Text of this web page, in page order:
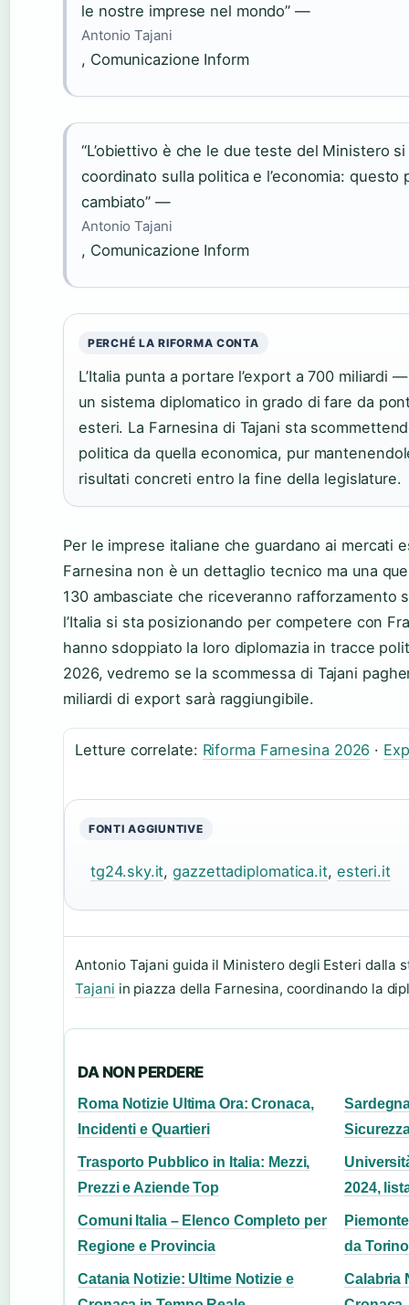
le nostre imprese nel mondo” —
Antonio Tajani
, Comunicazione Inform
“L’obiettivo è che le due teste del Ministero
coordinato sulla politica e l’economia: questo
cambiato” —
Antonio Tajani
, Comunicazione Inform
PERCHÉ LA RIFORMA CONTA
L’Italia punta a portare l’export a 700 miliardi
un sistema diplomatico in grado di fare da
esteri. La Farnesina di Tajani sta
politica da quella economica, pur
risultati concreti entro la fine della legislature.
Per le imprese italiane che guardano ai mercati
Farnesina non è un dettaglio tecnico ma una
130 ambasciate che riceveranno rafforzamento
l’Italia si sta posizionando per competere con
hanno sdoppiato la loro diplomazia in tracce
2026, vedremo se la scommessa di Tajani
miliardi di export sarà raggiungibile.
Letture correlate: Riforma Farnesina 2026 ·
FONTI AGGIUNTIVE
tg24.sky.it,gazzettadiplomatica.it, esteri.it
Antonio Tajani guida il Ministero degli Esteri dalla
Tajani in piazza della Farnesina, coordinando la
DA NON PERDERE
Roma Notizie Ultima Ora: Cronaca,
Incidenti e Quartieri
Trasporto Pubblico in Italia: Mezzi,
Prezzi e Aziende Top
2024,
Comuni Italia – Elenco Completo per
Regione e Provincia
da
Catania Notizie: Ultime Notizie e
Calabria